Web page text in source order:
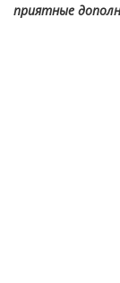
приятные